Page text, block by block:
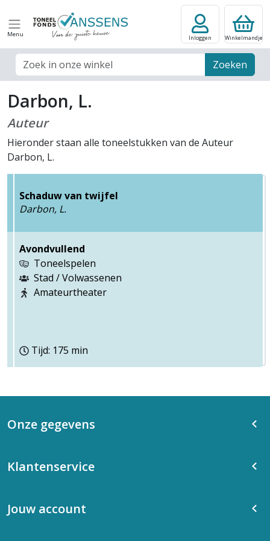
Menu
Zoek veld Zoeken
Inloggen Winkelmandje
Darbon, L.
Auteur
Hieronder staan alle toneelstukken van de Auteur
Darbon, L.
Schaduw van twijfel
Darbon, L.
Avondvullend
Toneelspelen
Stad / Volwassenen
Amateurtheater
Tijd: 175 min
Onze gegevens
Klantenservice
Jouw account